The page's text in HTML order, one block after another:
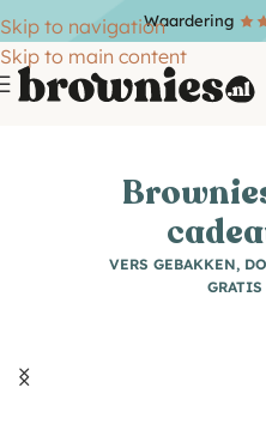
Skip to navigation
Skip to main content
Waardering
VERS GEBAKKEN,